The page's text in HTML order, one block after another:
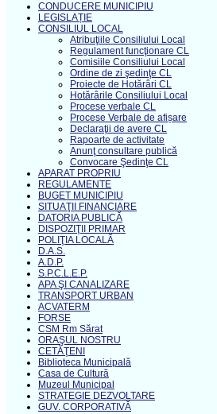
CONDUCERE MUNICIPIU
LEGISLAȚIE
CONSILIUL LOCAL
Atribuţiile Consiliului Local
Regulament funcţionare CL
Comisiile Consiliului Local
Ordine de zi şedinţe CL
Proiecte de Hotărâri CL
Hotărârile Consiliului Local
Procese verbale CL
Procese Verbale de afișare
Declaraţii de avere CL
Rapoarte de activitate
Anunţ consultare publică
Convocare Şedinţe CL
APARAT PROPRIU
REGULAMENTE
BUGET MUNICIPIU
SITUAŢII FINANCIARE
DATORIA PUBLICĂ
DISPOZIŢII PRIMAR
POLIŢIA LOCALĂ
D.A.S.
A.D.P.
S.P.C.L.E.P.
APA ŞI CANALIZARE
TRANSPORT URBAN
ACVATERM
FORSE
CSM Rm Sărat
ORAŞUL NOSTRU
CETĂŢENI
Biblioteca Municipală
Casa de Cultură
Muzeul Municipal
STRATEGIE DEZVOLTARE
GUV. CORPORATIVĂ